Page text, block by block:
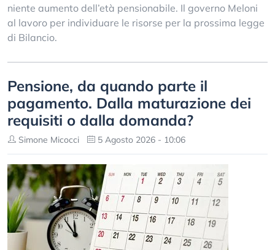
niente aumento dell’età pensionabile. Il governo Meloni
al lavoro per individuare le risorse per la prossima legge
di Bilancio.
Pensione, da quando parte il
pagamento. Dalla maturazione dei
requisiti o dalla domanda?
Simone Micocci 5 Agosto 2026 - 10:06